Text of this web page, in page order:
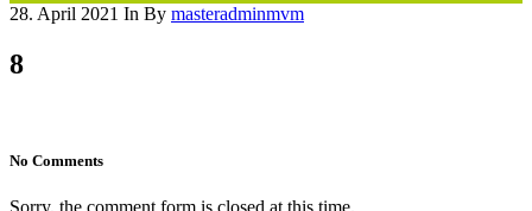
28. April 2021 In By masteradminmvm
8
No Comments